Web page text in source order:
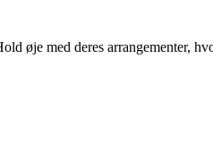
øje med deres arrangementer,